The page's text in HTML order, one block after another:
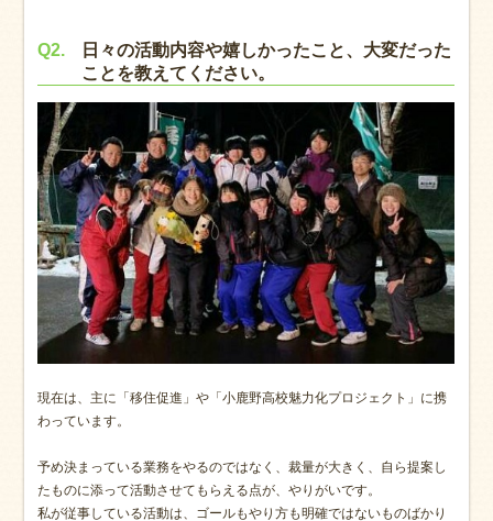
Q2.
日々の活動内容や嬉しかったこと、大変だった
ことを教えてください。
現在は、主に「移住促進」や「小鹿野高校魅力化プロジェクト」に携
わっています。
予め決まっている業務をやるのではなく、裁量が大きく、自ら提案し
たものに添って活動させてもらえる点が、やりがいです。
私が従事している活動は、ゴールもやり方も明確ではないものばかり